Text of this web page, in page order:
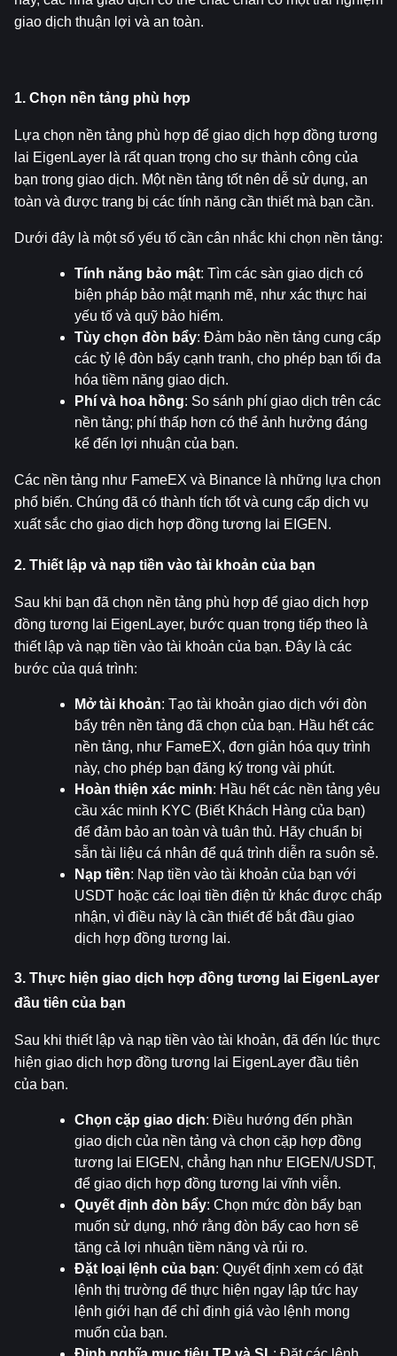
giao dịch thuận lợi và an toàn.
1. Chọn nền tảng phù hợp
Lựa chọn nền tảng phù hợp để giao dịch hợp đồng tương
lai EigenLayer là rất quan trọng cho sự thành công của
bạn trong giao dịch. Một nền tảng tốt nên dễ sử dụng, an
toàn và được trang bị các tính năng cần thiết mà bạn cần.
Dưới đây là một số yếu tố cần cân nhắc khi chọn nền tảng:
Tính năng bảo mật: Tìm các sàn giao dịch có
biện pháp bảo mật mạnh mẽ, như xác thực hai
yếu tố và quỹ bảo hiểm.
Tùy chọn đòn bẩy: Đảm bảo nền tảng cung cấp
các tỷ lệ đòn bẩy cạnh tranh, cho phép bạn tối đa
hóa tiềm năng giao dịch.
Phí và hoa hồng: So sánh phí giao dịch trên các
nền tảng; phí thấp hơn có thể ảnh hưởng đáng
kể đến lợi nhuận của bạn.
Các nền tảng như FameEX và Binance là những lựa chọn
phổ biến. Chúng đã có thành tích tốt và cung cấp dịch vụ
xuất sắc cho giao dịch hợp đồng tương lai EIGEN.
2. Thiết lập và nạp tiền vào tài khoản của bạn
Sau khi bạn đã chọn nền tảng phù hợp để giao dịch hợp
đồng tương lai EigenLayer, bước quan trọng tiếp theo là
thiết lập và nạp tiền vào tài khoản của bạn. Đây là các
bước của quá trình:
Mở tài khoản: Tạo tài khoản giao dịch với đòn
bẩy trên nền tảng đã chọn của bạn. Hầu hết các
nền tảng, như FameEX, đơn giản hóa quy trình
này, cho phép bạn đăng ký trong vài phút.
Hoàn thiện xác minh: Hầu hết các nền tảng yêu
cầu xác minh KYC (Biết Khách Hàng của bạn)
để đảm bảo an toàn và tuân thủ. Hãy chuẩn bị
sẵn tài liệu cá nhân để quá trình diễn ra suôn sẻ.
Nạp tiền: Nạp tiền vào tài khoản của bạn với
USDT hoặc các loại tiền điện tử khác được chấp
nhận, vì điều này là cần thiết để bắt đầu giao
dịch hợp đồng tương lai.
3. Thực hiện giao dịch hợp đồng tương lai EigenLayer
đầu tiên của bạn
Sau khi thiết lập và nạp tiền vào tài khoản, đã đến lúc thực
hiện giao dịch hợp đồng tương lai EigenLayer đầu tiên
của bạn.
Chọn cặp giao dịch: Điều hướng đến phần
giao dịch của nền tảng và chọn cặp hợp đồng
tương lai EIGEN, chẳng hạn như EIGEN/USDT,
để giao dịch hợp đồng tương lai vĩnh viễn.
Quyết định đòn bẩy: Chọn mức đòn bẩy bạn
muốn sử dụng, nhớ rằng đòn bẩy cao hơn sẽ
tăng cả lợi nhuận tiềm năng và rủi ro.
Đặt loại lệnh của bạn: Quyết định xem có đặt
lệnh thị trường để thực hiện ngay lập tức hay
lệnh giới hạn để chỉ định giá vào lệnh mong
muốn của bạn.